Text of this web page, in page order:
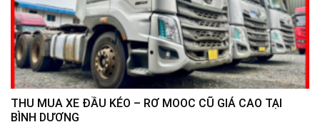
THU MUA XE ĐẦU KÉO – RƠ MOOC CŨ GIÁ CAO TẠI
BÌNH DƯƠNG